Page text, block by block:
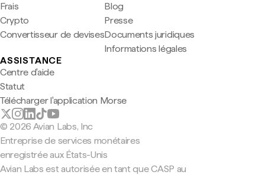
Frais
Crypto
Convertisseur de devises
Blog
Presse
Documents juridiques
Informations légales
ASSISTANCE
Centre d'aide
Statut
Télécharger l'application Morse
© 2026 Avian Labs, Inc
Entreprise de services monétaires
enregistrée aux États-Unis
Avian Labs est autorisée en tant que CASP au